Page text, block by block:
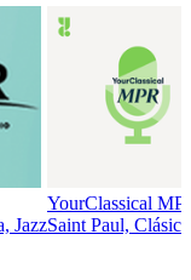
Jazz
YourClassical
Saint Paul,